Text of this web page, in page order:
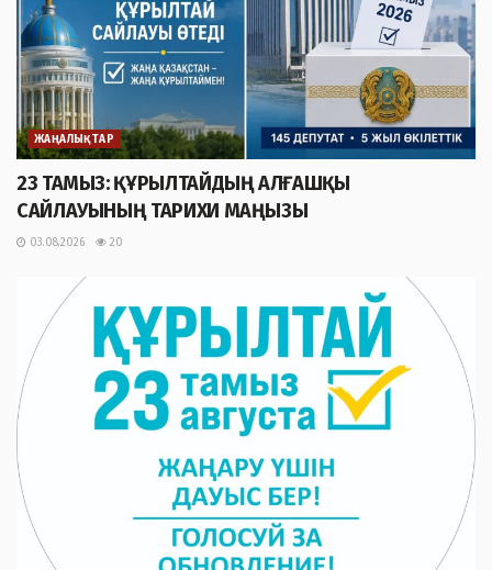
ЖАҢАЛЫҚТАР
23 ТАМЫЗ: ҚҰРЫЛТАЙДЫҢ АЛҒАШҚЫ
САЙЛАУЫНЫҢ ТАРИХИ МАҢЫЗЫ
03.08.2026 20